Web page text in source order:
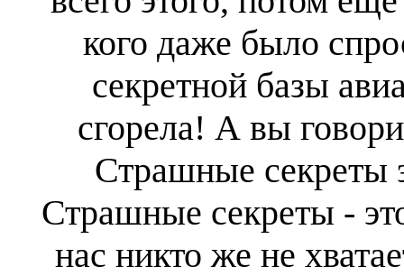
кого даже было
секретной базы
сгорела! А вы
Страшные секреты
Страшные секреты -
нас никто же не